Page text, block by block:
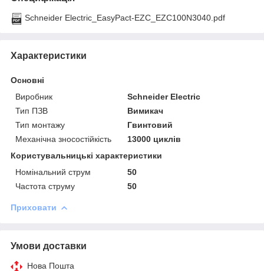
Schneider Electric_EasyPact-EZC_EZC100N3040.pdf
Характеристики
Основні
Виробник
Schneider Electric
Тип ПЗВ
Вимикач
Тип монтажу
Гвинтовий
Механічна зносостійкість
13000 циклів
Користувальницькі характеристики
Номінальний струм
50
Частота струму
50
Приховати
Умови доставки
Нова Пошта